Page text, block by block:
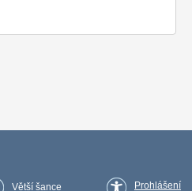
Větší šance Prohlášení